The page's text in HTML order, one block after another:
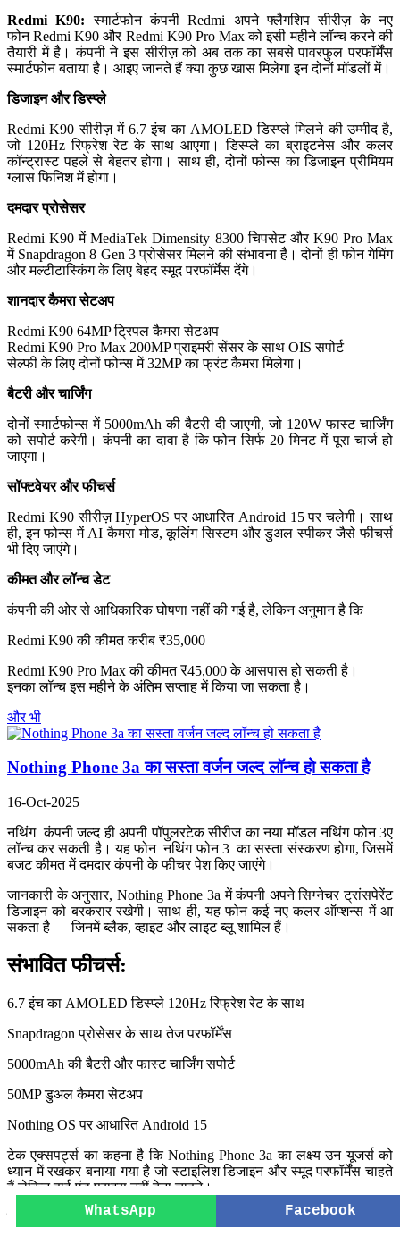
Redmi K90:स्मार्टफोन कंपनी Redmi अपने फ्लैगशिप सीरीज़ के नए
फोन Redmi K90 और Redmi K90 Pro Max को इसी महीने लॉन्च करने की
तैयारी में है। कंपनी ने इस सीरीज़ को अब तक का सबसे पावरफुल परफॉर्मेंस
स्मार्टफोन बताया है। आइए जानते हैं क्या कुछ खास मिलेगा इन दोनों मॉडलों में।
डिजाइन और डिस्प्ले
Redmi K90 सीरीज़ में 6.7 इंच का AMOLED डिस्प्ले मिलने की उम्मीद है,
जो 120Hz रिफ्रेश रेट के साथ आएगा। डिस्प्ले का ब्राइटनेस और कलर
कॉन्ट्रास्ट पहले से बेहतर होगा। साथ ही, दोनों फोन्स का डिजाइन प्रीमियम
ग्लास फिनिश में होगा।
दमदार प्रोसेसर
Redmi K90 में MediaTek Dimensity 8300 चिपसेट और K90 Pro Max
में Snapdragon 8 Gen 3 प्रोसेसर मिलने की संभावना है। दोनों ही फोन गेमिंग
और मल्टीटास्किंग के लिए बेहद स्मूद परफॉर्मेंस देंगे।
शानदार कैमरा सेटअप
Redmi K90 64MP ट्रिपल कैमरा सेटअप
Redmi K90 Pro Max 200MP प्राइमरी सेंसर के साथ OIS सपोर्ट
सेल्फी के लिए दोनों फोन्स में 32MP का फ्रंट कैमरा मिलेगा।
बैटरी और चार्जिंग
दोनों स्मार्टफोन्स में 5000mAh की बैटरी दी जाएगी, जो 120W फास्ट चार्जिंग
को सपोर्ट करेगी। कंपनी का दावा है कि फोन सिर्फ 20 मिनट में पूरा चार्ज हो
जाएगा।
सॉफ्टवेयर और फीचर्स
Redmi K90 सीरीज़ HyperOS पर आधारित Android 15 पर चलेगी। साथ
ही, इन फोन्स में AI कैमरा मोड, कूलिंग सिस्टम और डुअल स्पीकर जैसे फीचर्स
भी दिए जाएंगे।
कीमत और लॉन्च डेट
कंपनी की ओर से आधिकारिक घोषणा नहीं की गई है, लेकिन अनुमान है कि
Redmi K90 की कीमत करीब ₹35,000
Redmi K90 Pro Max की कीमत ₹45,000 के आसपास हो सकती है।
इनका लॉन्च इस महीने के अंतिम सप्ताह में किया जा सकता है।
और भी
Nothing Phone 3a का सस्ता वर्जन जल्द लॉन्च हो सकता है
16-Oct-2025
नथिंगकंपनी जल्द ही अपनी पॉपुलरटेक सीरीज का नया मॉडल नथिंग फोन 3ए
लॉन्च कर सकती है। यह फोननथिंग फोन 3का सस्ता संस्करण होगा, जिसमें
बजट कीमत में दमदार कंपनी के फीचर पेश किए जाएंगे।
जानकारी के अनुसार, Nothing Phone 3a में कंपनी अपने सिग्नेचर ट्रांसपेरेंट
डिजाइन को बरकरार रखेगी। साथ ही, यह फोन कई नए कलर ऑप्शन्स में आ
सकता है — जिनमें ब्लैक, व्हाइट और लाइट ब्लू शामिल हैं।
संभावित फीचर्स:
6.7 इंच का AMOLED डिस्प्ले 120Hz रिफ्रेश रेट के साथ
Snapdragon प्रोसेसर के साथ तेज परफॉर्मेंस
5000mAh की बैटरी और फास्ट चार्जिंग सपोर्ट
50MP डुअल कैमरा सेटअप
Nothing OS पर आधारित Android 15
टेक एक्सपर्ट्स का कहना है कि Nothing Phone 3a का लक्ष्य उन यूजर्स को
ध्यान में रखकर बनाया गया है जो स्टाइलिश डिजाइन और स्मूद परफॉर्मेंस चाहते
हैं लेकिन हाई-एंड प्राइस नहीं देना चाहते।
लॉन्च टाइमलाइन:WhatsApp Facebook